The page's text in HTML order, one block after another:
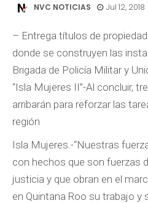
NVC NOTICIAS Jul 12, 2018
– Entrega títulos de
donde se construyen las
Brigada de Policía Militar y
“Isla Mujeres II”-Al concluir,
arribarán para reforzar las
región
Isla Mujeres.-“Nuestras
con hechos que son fuerzas
justicia y que obran en el
en Quintana Roo su trabajo y